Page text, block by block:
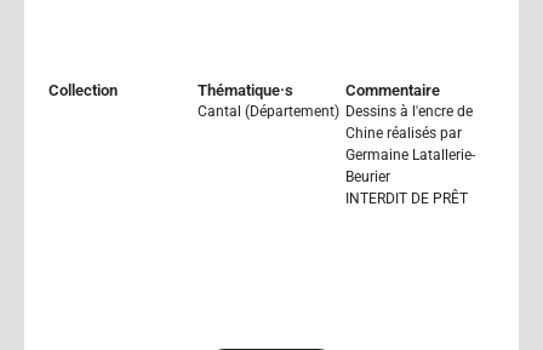
Collection Thématique·s
Cantal (Département)
Commentaire
Dessins à l'encre de
Chine réalisés par
Germaine Latallerie-
Beurier
INTERDIT DE PRÊT